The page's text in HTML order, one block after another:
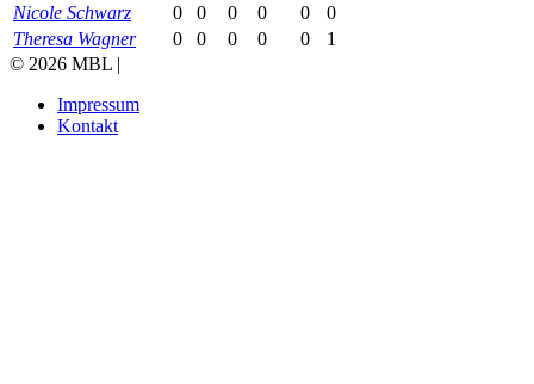
Nicole Schwarz
0 0 0 0 0
0
Theresa Wagner
0 0 0 0 0
1
© 2026 MBL |
Impressum
Kontakt